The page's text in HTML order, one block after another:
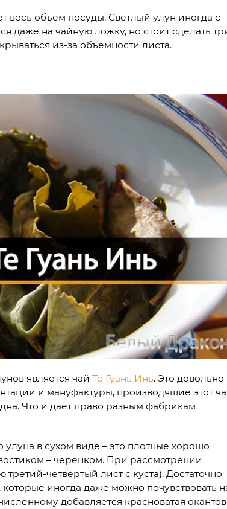
весь объём посуды. Светлый улун иногда с
даже на чайную ложку, но стоит сделать
из-за объёмности листа.
является чай Те Гуань Инь. Это довольно
и мануфактуры, производящие этот
Что и дает право разным фабрикам
в сухом виде – это плотные хорошо
– черенком. При рассмотрении
четвертый лист с куста). Достаточно
иногда даже можно почувствовать
добавляется красноватая